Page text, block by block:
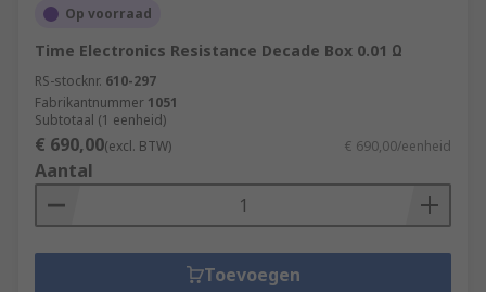
Op voorraad
Time Electronics Resistance Decade Box 0.01 Ω
RS-stocknr. 610-297
Fabrikantnummer 1051
Subtotaal (1 eenheid)
€ 690,00(excl. BTW) € 690,00/eenheid
Aantal
Toevoegen